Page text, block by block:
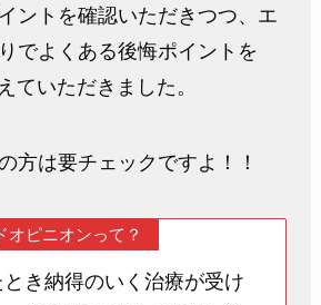
ントを確認いただきつつ、エ
でよくある後悔ポイントを
ていただきました。
方は要チェックですよ！！
オピニオンって？
き納得のいく治療が受け